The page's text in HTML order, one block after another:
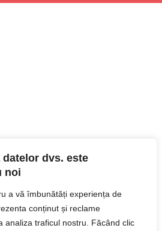
dvs. este
noi
a vă îmbunătăți experiența de
conținut și reclame
analiza traficul nostru. Făcând clic